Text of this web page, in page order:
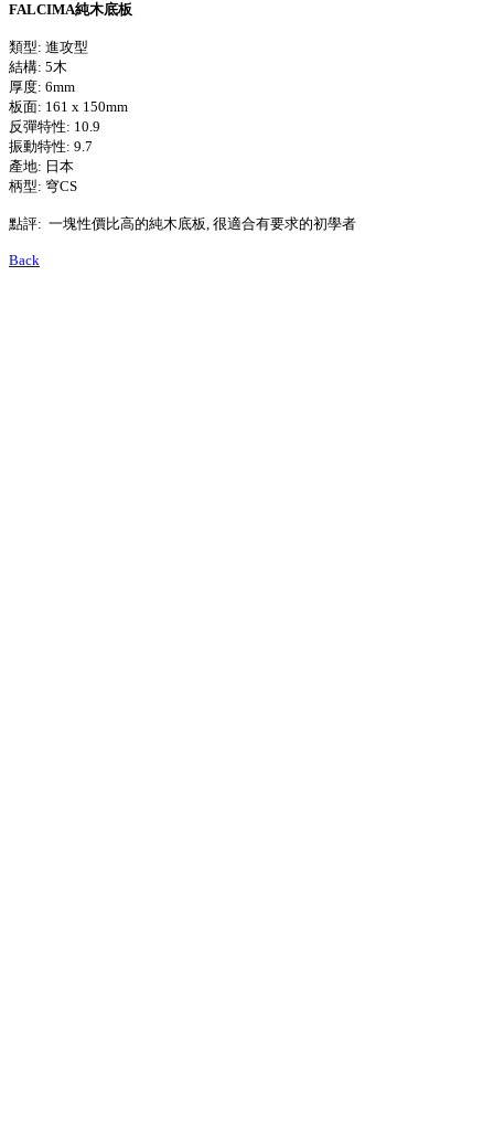
FALCIMA純木底板
類型: 進攻型
結構: 5木
厚度: 6mm
板面: 161 x 150mm
反彈特性: 10.9
振動特性: 9.7
產地: 日本
柄型: 穹CS
點評: 一塊性價比高的純木底板, 很適合有要求的初學者
Back